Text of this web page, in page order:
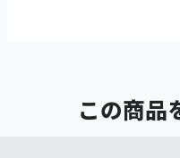
この商品